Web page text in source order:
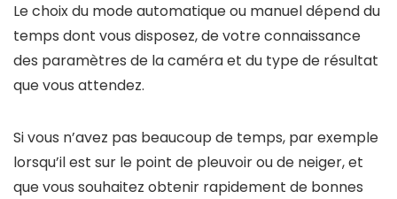
Le choix du mode automatique ou manuel dépend du
temps dont vous disposez, de votre connaissance
des paramètres de la caméra et du type de résultat
que vous attendez.
Si vous n’avez pas beaucoup de temps, par exemple
lorsqu’il est sur le point de pleuvoir ou de neiger, et
que vous souhaitez obtenir rapidement de bonnes